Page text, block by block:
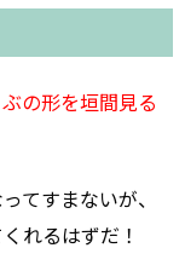
の形を垣間見る
てすまないが、
れるはずだ！